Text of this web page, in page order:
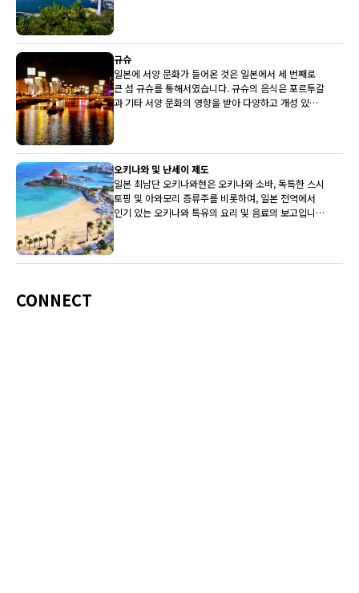
규슈
일본에 서양 문화가 들어온 것은 일본에서 세 번째로
큰 섬 규슈를 통해서였습니다. 규슈의 음식은 포르투갈
과 기타 서양 문화의 영향을 받아 다양하고 개성 있는
오키나와 및 난세이 제도
일본 최남단 오키나와현은 오키나와 소바, 독특한 스시
토핑 및 아와모리 증류주를 비롯하여, 일본 전역에서
인기 있는 오키나와 특유의 요리 및 음료의 보고입니
CONNECT